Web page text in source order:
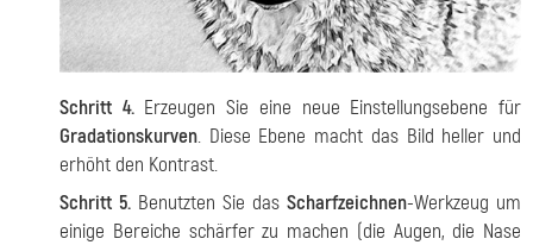
Schritt 4.Erzeugen Sie eine neue Einstellungsebene für
Gradationskurven. Diese Ebene macht das Bild heller und
erhöht den Kontrast.
Schritt 5. Benutzten Sie das Scharfzeichnen-Werkzeug um
einige Bereiche schärfer zu machen (die Augen, die Nase